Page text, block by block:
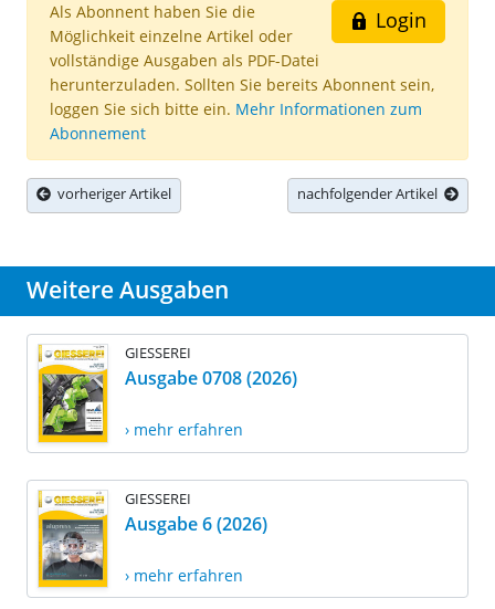
Login
Als Abonnent haben Sie die
Möglichkeit einzelne Artikel oder
vollständige Ausgaben als PDF-Datei
herunterzuladen. Sollten Sie bereits Abonnent sein,
loggen Sie sich bitte ein. Mehr Informationen zum
Abonnement
vorheriger Artikel nachfolgender Artikel
Weitere Ausgaben
GIESSEREI
Ausgabe 0708 (2026)
› mehr erfahren
GIESSEREI
Ausgabe 6 (2026)
› mehr erfahren